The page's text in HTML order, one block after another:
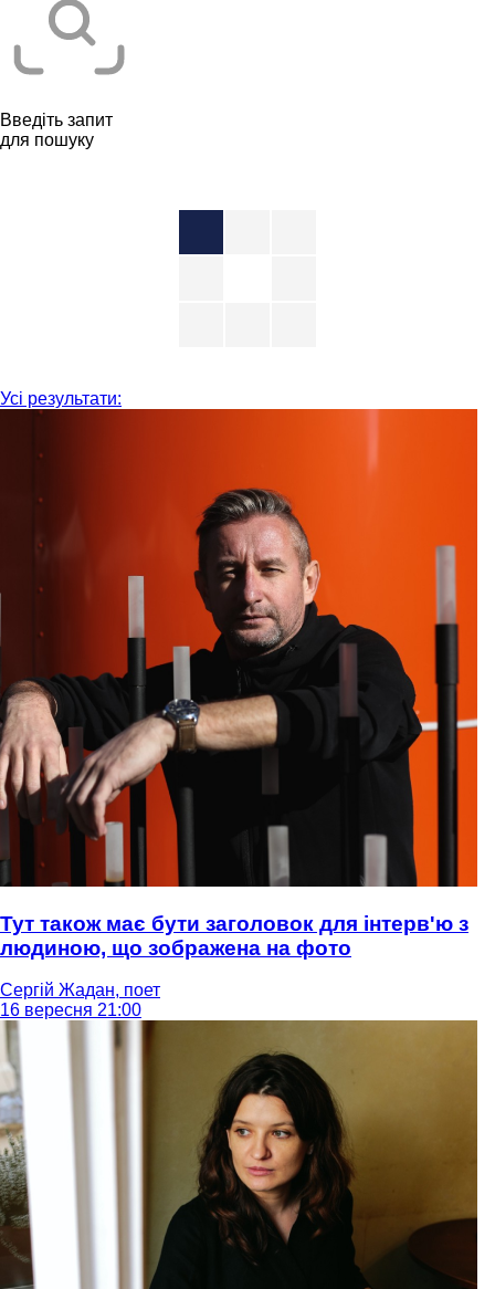
Введіть запит
для пошуку
Усі результати:
Тут також має бути заголовок для інтерв'ю з
людиною, що зображена на фото
Сергій Жадан, поет
16 вересня 21:00